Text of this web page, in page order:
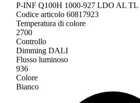
P-INF Q100H 1000-927 LDO AL TL
Codice articolo 60817923
Temperatura di colore
2700
Controllo
Dimming DALI
Flusso luminoso
936
Colore
Bianco